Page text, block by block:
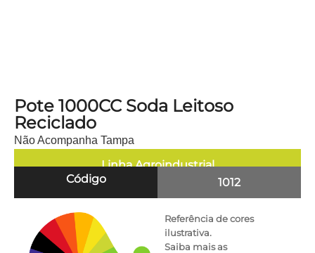
Pote 1000CC Soda Leitoso
Reciclado
Não Acompanha Tampa
Linha Agroindustrial
Código
1012
Referência de cores
ilustrativa.
Saiba mais as